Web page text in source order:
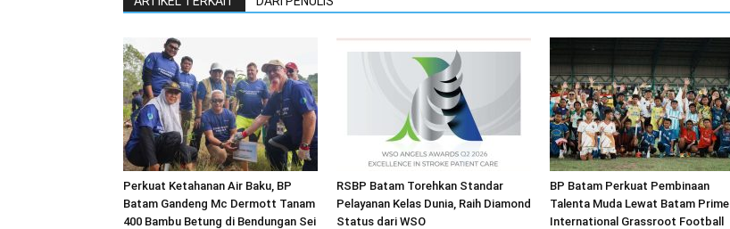
Perkuat Ketahanan Air Baku, BP
Batam Gandeng Mc Dermott Tanam
400 Bambu Betung di Bendungan Sei
RSBP Batam Torehkan Standar
Pelayanan Kelas Dunia, Raih Diamond
Status dari WSO
BP Batam Perkuat Pembinaan
Talenta Muda Lewat Batam Prime
International Grassroot Football